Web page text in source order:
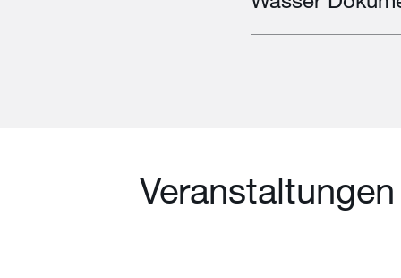
Veranstaltungen